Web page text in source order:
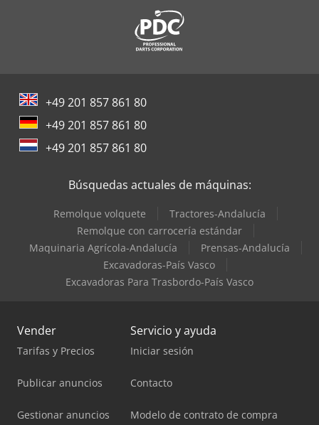
+49 201 857 861 80
+49 201 857 861 80
+49 201 857 861 80
Búsquedas actuales de máquinas:
Remolque volquete
Tractores-Andalucía
Remolque con carrocería estándar
Maquinaria Agrícola-Andalucía
Prensas-Andalucía
Excavadoras-País Vasco
Excavadoras Para Trasbordo-País Vasco
Vender
Tarifas y Precios
Publicar anuncios
Gestionar anuncios
Servicio y ayuda
Iniciar sesión
Contacto
Modelo de contrato de compra